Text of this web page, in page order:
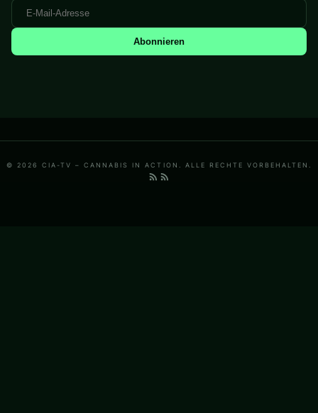
Abonnieren
© 2026 CIA-TV – CANNABIS IN ACTION. ALLE RECHTE VORBEHALTEN.